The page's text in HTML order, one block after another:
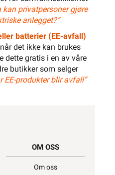
kan privatpersoner gjøre
anlegget?”
batterier (EE-avfall)
det ikke kan brukes
dette gratis i en av våre
butikker som selger
EE-produkter blir avfall”
OM OSS
Om oss